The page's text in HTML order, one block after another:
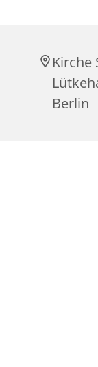
Kirche
Berlin